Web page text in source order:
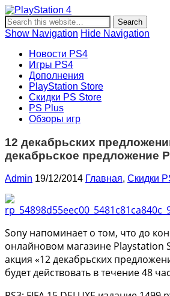
Новости и информация об игровой
поколения Sony PlayStation 4,
Show Navigation Hide Navigation
Новости PS4
Игры PS4
Дополнения
PlayStation Store
Скидки PS Store
PS Plus
Обзоры игр
12 декабрьских
декабрьское предложение
Admin 19/12/2014 Главная, Скидки
Sony напоминает о том, что до
онлайновом магазине Playstation
акция «12 декабрьских
будет действовать в течение 48